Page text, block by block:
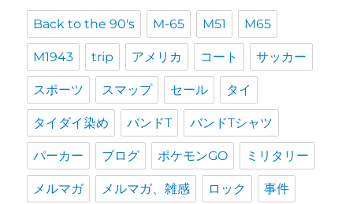
Back to the 90's M-65 M51 M65
M1943 trip アメリカ コート サッカー
スポーツ スマップ セール タイ
タイダイ染め バンドT バンドTシャツ
パーカー ブログ ポケモンGO ミリタリー
メルマガ メルマガ、雑感 ロック 事件